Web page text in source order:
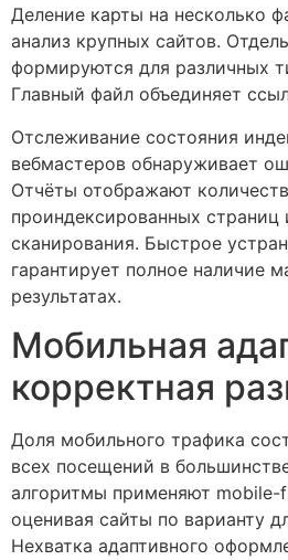
Деление карты на несколько
анализ крупных сайтов.
формируются для различных
Главный файл объединяет
Отслеживание состояния
вебмастеров обнаруживает
Отчёты отображают
проиндексированных
сканирования. Быстрое
гарантирует полное наличие
результатах.
Мобильная
корректная
Доля мобильного трафика
всех посещений в
алгоритмы применяют mobile-
оценивая сайты по варианту
Нехватка адаптивного